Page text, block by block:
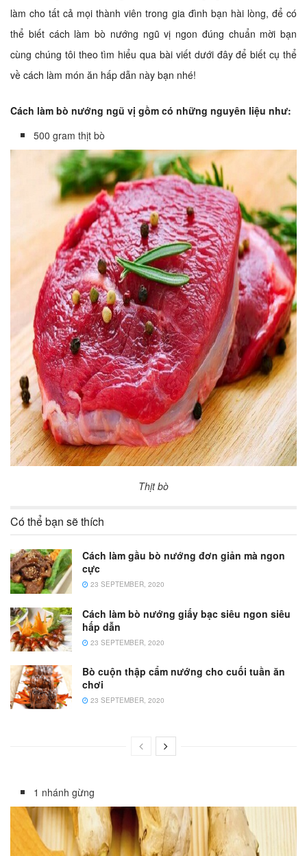
làm cho tất cả mọi thành viên trong gia đình bạn hài lòng, để có
thể biết cách làm bò nướng ngũ vị ngon đúng chuẩn mời bạn
cùng chúng tôi theo tìm hiểu qua bài viết dưới đây để biết cụ thể
về cách làm món ăn hấp dẫn này bạn nhé!
Cách làm bò nướng ngũ vị gồm có những nguyên liệu như:
500 gram thịt bò
Thịt bò
Có thể bạn sẽ thích
Cách làm gầu bò nướng đơn giản mà ngon
cực
23 SEPTEMBER, 2020
Cách làm bò nướng giấy bạc siêu ngon siêu
hấp dẫn
23 SEPTEMBER, 2020
Bò cuộn thập cẩm nướng cho cuối tuần ăn
chơi
23 SEPTEMBER, 2020
1 nhánh gừng